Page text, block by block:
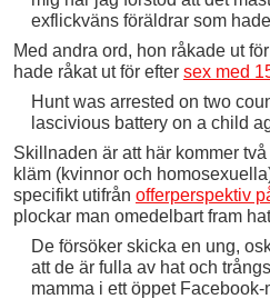
exflickväns föräldrar som
Med andra ord, hon råkade ut
hade råkat ut för efter sex med
Hunt was arrested on two
lascivious battery on a child
Skillnaden är att här kommer
kläm (kvinnor och
specifikt utifrån offerperspektiv
plockar man omedelbart fram
De försöker skicka en ung,
att de är fulla av hat och
mamma i ett öppet